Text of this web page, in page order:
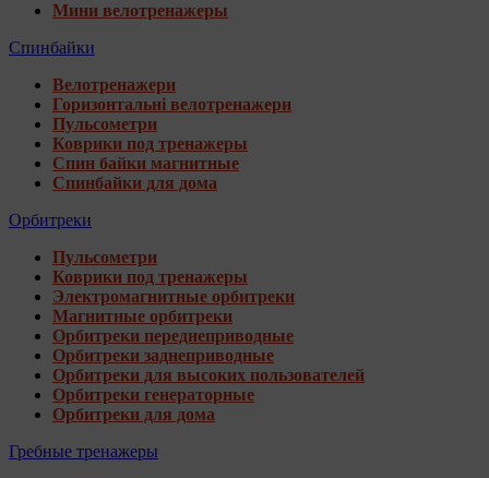
Мини велотренажеры
Спинбайки
Велотренажери
Горизонтальні велотренажери
Пульсометри
Коврики под тренажеры
Спин байки магнитные
Спинбайки для дома
Орбитреки
Пульсометри
Коврики под тренажеры
Электромагнитные орбитреки
Магнитные орбитреки
Орбитреки переднеприводные
Орбитреки заднеприводные
Орбитреки для высоких пользователей
Орбитреки генераторные
Орбитреки для дома
Гребные тренажеры